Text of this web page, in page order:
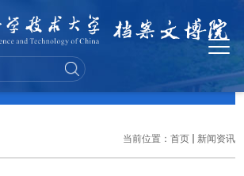
当前位置： 首页 新闻资讯